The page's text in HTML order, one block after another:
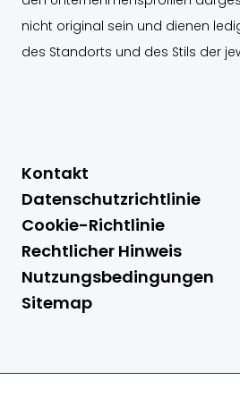
nicht original sein und dienen
des Standorts und des Stils der
Kontakt
Datenschutzrichtlinie
Cookie-Richtlinie
Rechtlicher Hinweis
Nutzungsbedingungen
Sitemap